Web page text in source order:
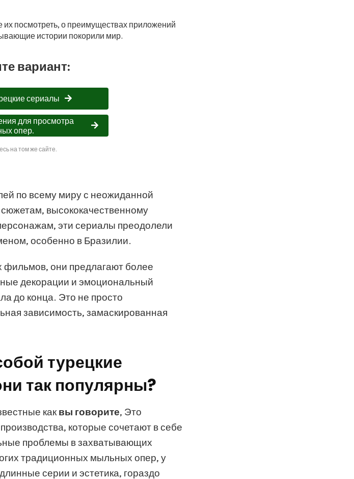
их посмотреть, о преимуществах приложений
истории покорили мир.
вариант:
сериалы
для просмотра
опер.
на том же сайте.
по всему миру с неожиданной
высококачественному
эти сериалы преодолели
особенно в Бразилии.
фильмов, они предлагают более
декорации и эмоциональный
до конца. Это не просто
зависимость, замаскированная
турецкие
так популярны?
каквы говорите, Это
которые сочетают в себе
проблемы в захватывающих
традиционных мыльных опер, у
серии и эстетика, гораздо